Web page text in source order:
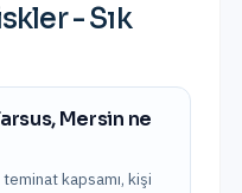
- Sık
Mersin ne
kapsamı, kişi